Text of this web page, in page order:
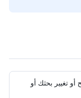
تغيير بحثك أو